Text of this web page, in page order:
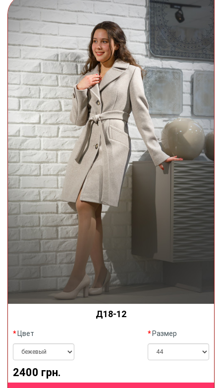
Д18-12
Цвет Размер
2400 грн.